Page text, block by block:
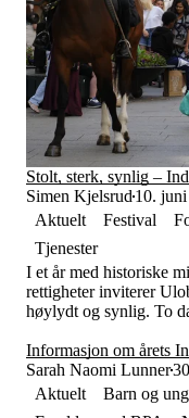
Stolt, sterk, synlig –
Simen Kjelsrud 10.
Aktuelt
Festival
Tjenester
I et år med historiske
rettigheter inviterer
høylydt og synlig. To
Informasjon om årets
Sarah Naomi Lunner
Aktuelt
Barn og